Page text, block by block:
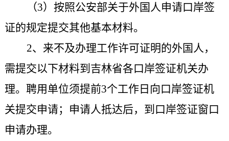
（3）按照公安部关于外国人申请口岸签
证的规定提交其他基本材料。
2、来不及办理工作许可证明的外国人，
需提交以下材料到 吉林省各口岸签证机关办
理。 聘用单位须提前3个工作日向口岸签证机
关提交申请；申请人抵达后，到口岸签证窗口
申请办理。